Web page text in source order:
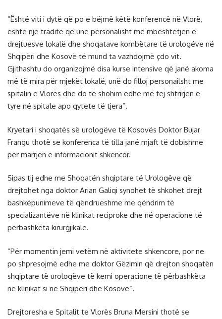
“Është viti i dytë që po e bëjmë këtë konferencë në Vlorë,
është një traditë që unë personalisht me mbështetjen e
drejtuesve lokalë dhe shoqatave kombëtare të urologëve në
Shqipëri dhe Kosovë të mund ta vazhdojmë çdo vit.
Gjithashtu do organizojmë disa kurse intensive që janë akoma
më të mira për mjekët lokalë, unë do filloj personailsht me
spitalin e Vlorës dhe do të shohim edhe më tej shtrirjen e
tyre në spitale apo qytete të tjera”.
Kryetari i shoqatës së urologëve të Kosovës Doktor Bujar
Frangu thotë se konferenca të tilla janë mjaft të dobishme
për marrjen e informacionit shkencor.
Sipas tij edhe me Shoqatën shqiptare të Urologëve që
drejtohet nga doktor Arian Galiqi synohet të shkohet drejt
bashkëpunimeve të qëndrueshme me qëndrim të
specializantëve në klinikat reciproke dhe në operacione të
përbashkëta kirurgjikale.
“Për momentin jemi vetëm në aktivitete shkencore, por ne
po shpresojmë edhe me doktor Gëzimin që drejton shoqatën
shqiptare të urologëve të kemi operacione të përbashkëta
në klinikat si në Shqipëri dhe Kosovë”.
Drejtoresha e Spitalit te Vlorës Bruna Mersini thotë se